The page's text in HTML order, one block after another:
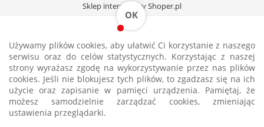
Strona korzysta z plików cookies w celu realizacji usług i zgodnie zPolityką
Plików Cookies. Możesz określić warunki przechowywania lub dostępu do
plików cookies w Twojej przeglądarce.
Sklep internetowy Shoper.pl
Używamy plików cookies, aby ułatwić Ci korzystanie z naszego
serwisu oraz do celów statystycznych. Korzystając z naszej
strony wyrażasz zgodę na wykorzystywanie przez nas plików
cookies. Jeśli nie blokujesz tych plików, to zgadzasz się na ich
użycie oraz zapisanie w pamięci urządzenia. Pamiętaj, że
możesz samodzielnie zarządzać cookies, zmieniając
ustawienia przeglądarki.
OK